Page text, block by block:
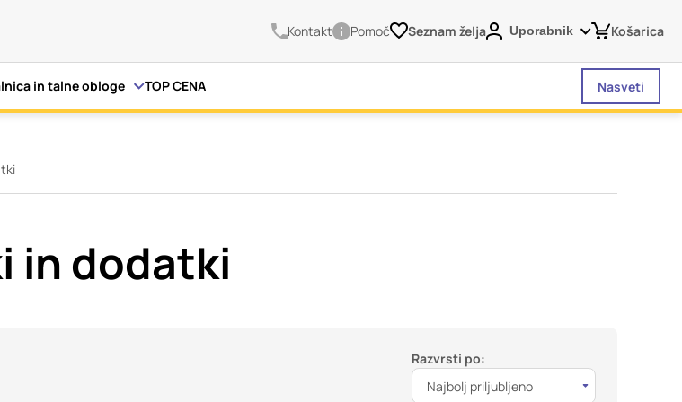
Kontakt Pomoč Seznam želja Uporabnik Košarica
in talne obloge TOP CENA Nasveti
in dodatki
Razvrsti po:
Najbolj priljubljeno
lahko shrani ali pridobi informacije iz vašega brskalnika,
vam lahko zagotovijo bolj prilagojeno spletno uporabniško
Klikajte različna imena kategorij, da si ogledate več